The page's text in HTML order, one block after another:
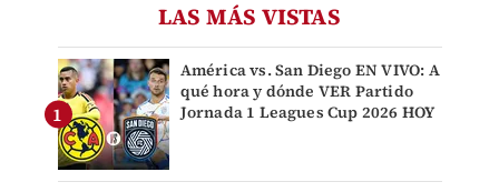
LAS MÁS VISTAS
América vs. San Diego EN VIVO: A
qué hora y dónde VER Partido
Jornada 1 Leagues Cup 2026 HOY